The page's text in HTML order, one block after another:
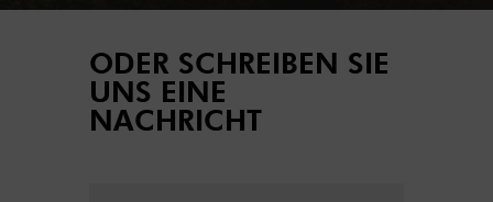
ODER SCHREIBEN SIE
UNS EINE
NACHRICHT